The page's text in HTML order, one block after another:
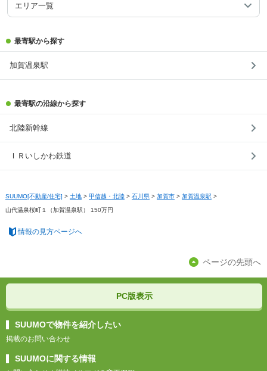
エリア一覧
最寄駅から探す
加賀温泉駅
最寄駅の沿線から探す
北陸新幹線
ＩＲいしかわ鉄道
SUUMO[不動産/住宅] > 土地 > 甲信越・北陸 > 石川県 > 加賀市 > 加賀温泉駅 >
山代温泉桜町１（加賀温泉駅） 150万円
情報の見方ページへ
ページの先頭へ
PC版表示
SUUMOで物件を紹介したい
掲載のお問い合わせ
SUUMOに関する情報